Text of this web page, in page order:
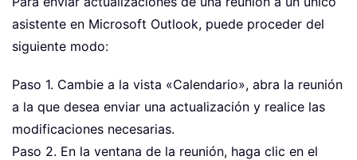
asistente en Microsoft Outlook, puede proceder del
siguiente modo:
Paso 1. Cambie a la vista «Calendario», abra la reunión
a la que desea enviar una actualización y realice las
modificaciones necesarias.
Paso 2. En la ventana de la reunión, haga clic en el